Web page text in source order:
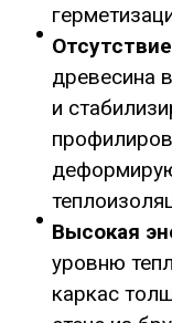
древесина
и
Высокая
уровню
каркас